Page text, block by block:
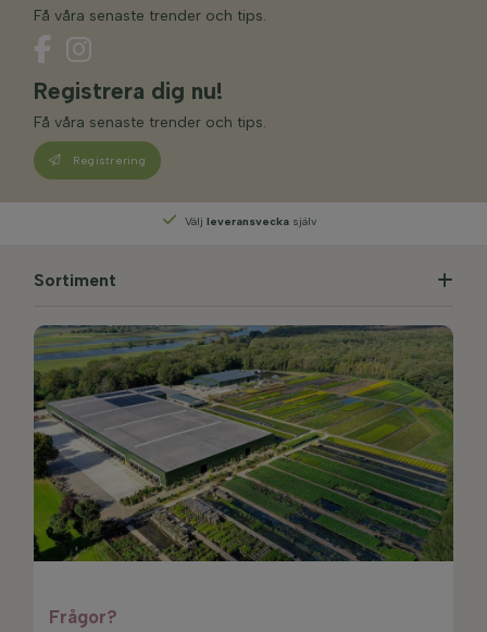
Få våra senaste trender och tips.
Registrera dig nu!
Få våra senaste trender och tips.
Registrering
Välj leveransvecka själv
Sortiment
Frågor?